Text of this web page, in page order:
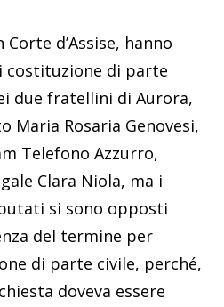
d’Assise, hanno
costituzione di parte
due fratellini di Aurora,
Maria Rosaria Genovesi,
Telefono Azzurro,
Clara Niola, ma i
si sono opposti
del termine per
di parte civile, perché,
doveva essere